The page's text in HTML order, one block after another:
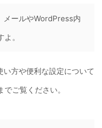
ールやWordPress内
。
方や便利な設定について
ご覧ください。